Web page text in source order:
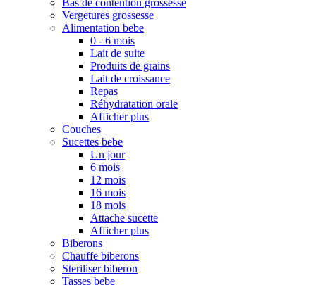
Vergetures grossesse
Alimentation bebe
0 - 6 mois
Lait de suite
Produits de grains
Lait de croissance
Repas
Réhydratation orale
Afficher plus
Couches
Sucettes bebe
Un jour
6 mois
12 mois
16 mois
18 mois
Attache sucette
Afficher plus
Biberons
Chauffe biberons
Steriliser biberon
Tasses bebe